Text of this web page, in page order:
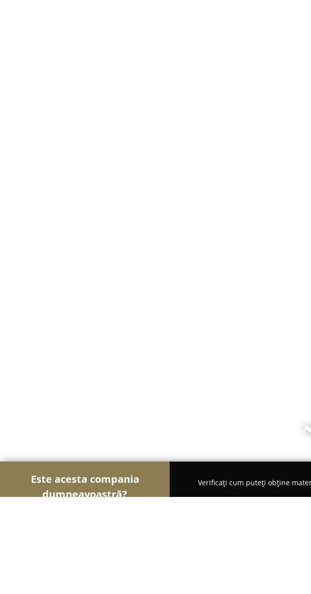
Este acesta compania
dumneavoastră?
Verificați cum puteți obține